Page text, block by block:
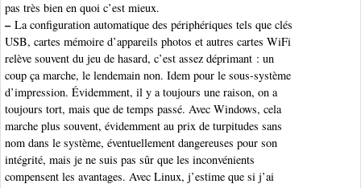
pas très bien en quoi c’est mieux.
–La configuration automatique des périphériques tels que clés
USB, cartes mémoire d’appareils photos et autres cartes WiFi
relève souvent du jeu de hasard, c’est assez déprimant : un
coup ça marche, le lendemain non. Idem pour le sous-système
d’impression. Évidemment, il y a toujours une raison, on a
toujours tort, mais que de temps passé. Avec Windows, cela
marche plus souvent, évidemment au prix de turpitudes sans
nom dans le système, éventuellement dangereuses pour son
intégrité, mais je ne suis pas sûr que les inconvénients
compensent les avantages. Avec Linux, j’estime que si j’ai